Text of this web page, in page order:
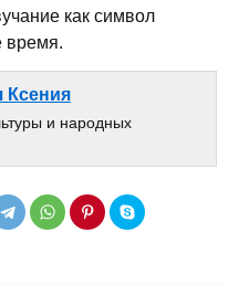
как символ
время.
Ксения
и народных